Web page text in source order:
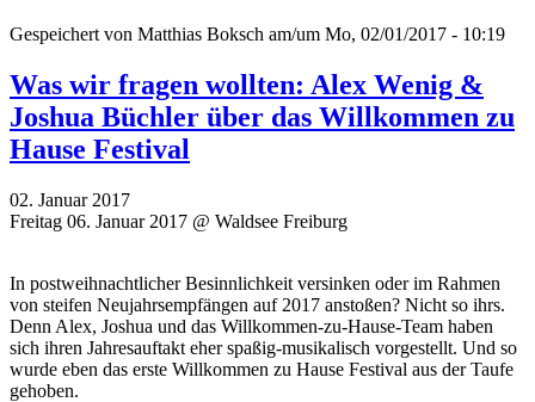
Gespeichert von Matthias Boksch am/um Mo, 02/01/2017 - 10:19
Was wir fragen wollten: Alex Wenig &
Joshua Büchler über das Willkommen zu
Hause Festival
02. Januar 2017
Freitag 06. Januar 2017 @ Waldsee Freiburg
In postweihnachtlicher Besinnlichkeit versinken oder im Rahmen
von steifen Neujahrsempfängen auf 2017 anstoßen? Nicht so ihrs.
Denn Alex, Joshua und das Willkommen-zu-Hause-Team haben
sich ihren Jahresauftakt eher spaßig-musikalisch vorgestellt. Und so
wurde eben das erste Willkommen zu Hause Festival aus der Taufe
gehoben.